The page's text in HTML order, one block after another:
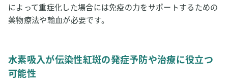
によって重症化した場合には免疫の力をサポートするための
薬物療法や輸血が必要です。
水素吸入が伝染性紅斑の発症予防や治療に役立つ
可能性